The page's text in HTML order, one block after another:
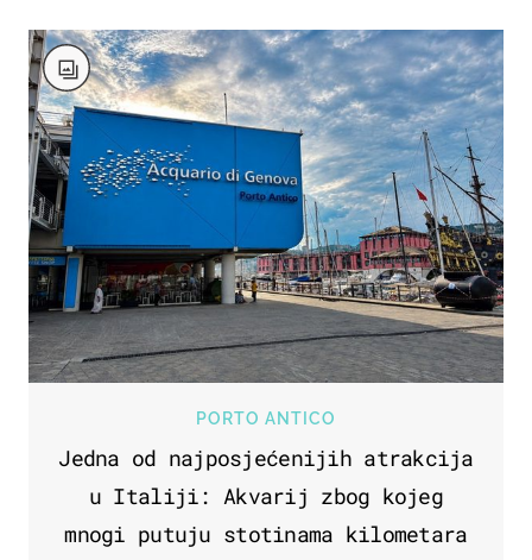
PORTO ANTICO
Jedna od najposjećenijih atrakcija
u Italiji: Akvarij zbog kojeg
mnogi putuju stotinama kilometara